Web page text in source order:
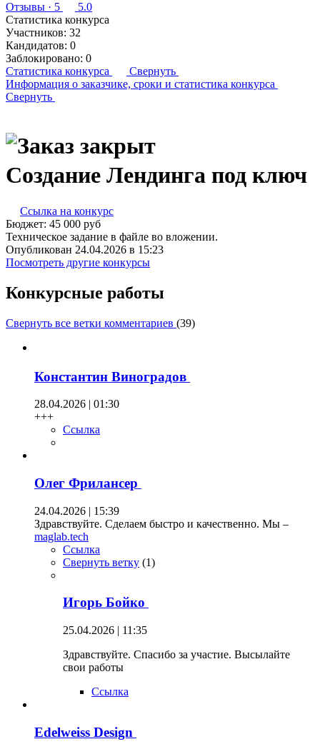
Отзывы · 5
5.0
Статистика конкурса
Участников: 32
Кандидатов: 0
Заблокировано: 0
Статистика конкурса
Свернуть
Информация о заказчике, сроки и статистика конкурса
Свернуть
Создание Лендинга под ключ
Ссылка на конкурс
Бюджет: 45 000 руб
Техническое задание в файле во вложении.
Опубликован 24.04.2026 в 15:23
Посмотреть другие конкурсы
Конкурсные работы
Свернуть все ветки комментариев (39)
Константин Виноградов
28.04.2026 | 01:30
+++
Ссылка
Олег Фрилансер
24.04.2026 | 15:39
Здравствуйте. Сделаем быстро и качественно. Мы –
maglab.tech
Ссылка
Свернуть ветку (1)
Игорь Бойко
25.04.2026 | 11:35
Здравствуйте. Спасибо за участие. Высылайте
свои работы
Ссылка
Edelweiss Design